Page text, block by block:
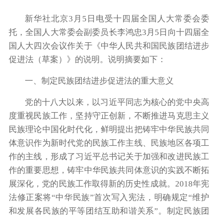
数据发布 走进新城
新华社北京3月5日电受十四届全国人大常委会委
托，全国人大常委会副委员长李鸿忠3月5日向十四届全
国人大四次会议作关于《中华人民共和国民族团结进步
促进法（草案）》的说明。说明摘要如下：
一、制定民族团结进步促进法的重大意义
党的十八大以来，以习近平同志为核心的党中央高
度重视民族工作，坚持守正创新，不断推进马克思主义
民族理论中国化时代化，鲜明提出把铸牢中华民族共同
体意识作为新时代党的民族工作主线、民族地区各项工
作的主线，形成了习近平总书记关于加强和改进民族工
作的重要思想，铸牢中华民族共同体意识的实践不断拓
展深化，党的民族工作取得新的历史性成就。2018年宪
法修正案将“中华民族”首次写入宪法，明确规定“维护
和发展各民族的平等团结互助和谐关系”。制定民族团